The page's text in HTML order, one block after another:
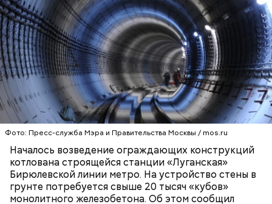
Фото: Пресс-служба Мэра и Правительства Москвы / mos.ru
Началось возведение ограждающих конструкций
котлована строящейся станции «Луганская»
Бирюлевской линии метро. На устройство стены в
грунте потребуется свыше 20 тысяч «кубов»
монолитного железобетона. Об этом сообщил
На сайте Фонда реновации: